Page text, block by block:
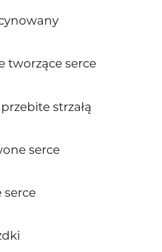
tworzące serce
strzałą
serce
serce